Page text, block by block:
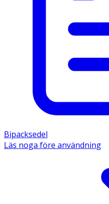
Bipacksedel
Läs noga före användning